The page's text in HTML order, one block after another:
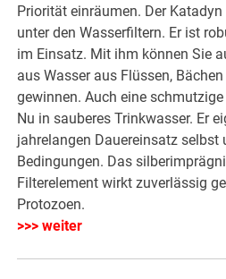
Priorität einräumen. Der
unter den Wasserfiltern. Er ist
im Einsatz. Mit ihm können Sie
aus Wasser aus Flüssen,
gewinnen. Auch eine
Nu in sauberes Trinkwasser. Er
jahrelangen Dauereinsatz selbst
Bedingungen. Das
Filterelement wirkt zuverlässig
Protozoen.
>>> weiter